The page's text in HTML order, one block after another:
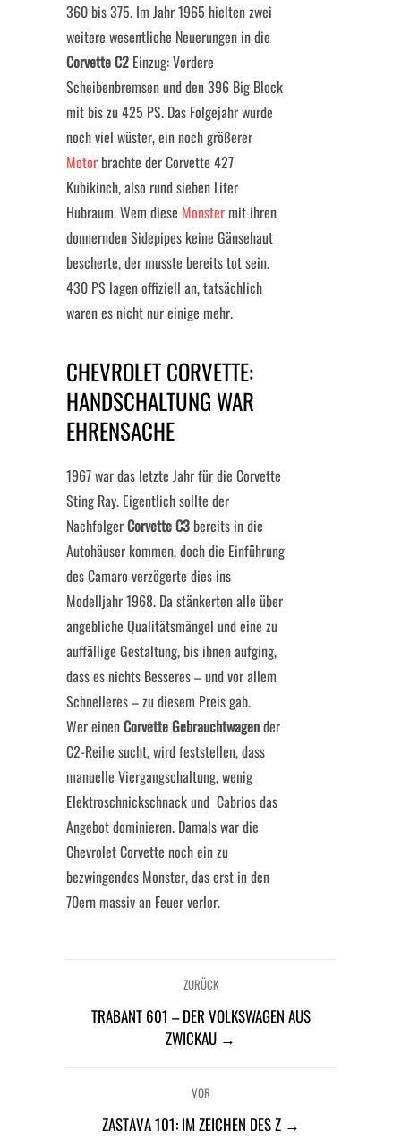
360 bis 375. Im Jahr 1965 hielten zwei
weitere wesentliche Neuerungen in die
Corvette C2 Einzug: Vordere
Scheibenbremsen und den 396 Big Block
mit bis zu 425 PS. Das Folgejahr wurde
noch viel wüster, ein noch größerer
Motor brachte der Corvette 427
Kubikinch, also rund sieben Liter
Hubraum. Wem diese Monstermit ihren
donnernden Sidepipes keine Gänsehaut
bescherte, der musste bereits tot sein.
430 PS lagen offiziell an, tatsächlich
waren es nicht nur einige mehr.
CHEVROLET CORVETTE:
HANDSCHALTUNG WAR
EHRENSACHE
1967 war das letzte Jahr für die Corvette
Sting Ray. Eigentlich sollte der
NachfolgerCorvette C3 bereits in die
Autohäuser kommen, doch die Einführung
des Camaro verzögerte dies ins
Modelljahr 1968. Da stänkerten alle über
angebliche Qualitätsmängel und eine zu
auffällige Gestaltung, bis ihnen aufging,
dass es nichts Besseres – und vor allem
Schnelleres – zu diesem Preis gab.
Wer einenCorvette Gebrauchtwagender
C2-Reihe sucht, wird feststellen, dass
manuelle Viergangschaltung, wenig
Elektroschnickschnack und Cabrios das
Angebot dominieren. Damals war die
Chevrolet Corvette noch ein zu
bezwingendes Monster, das erst in den
70ern massiv an Feuer verlor.
ZURÜCK
TRABANT 601 – DER VOLKSWAGEN AUS
ZWICKAU →
VOR
ZASTAVA 101: IM ZEICHEN DES Z →